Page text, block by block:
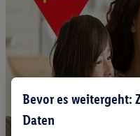
Bevor es weitergeht:
Daten